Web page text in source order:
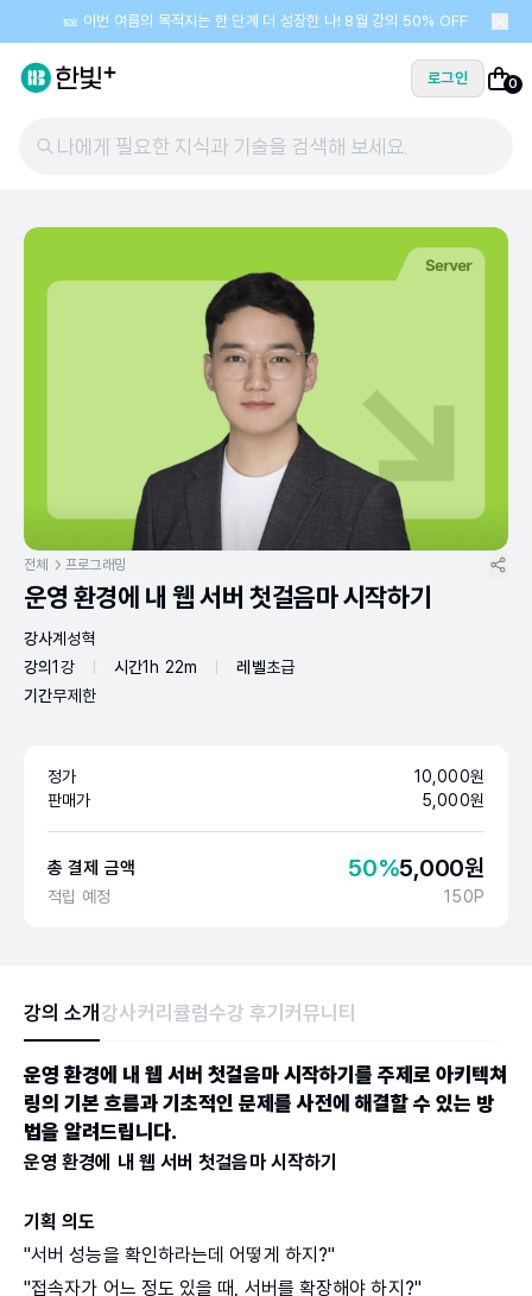
🎫 이번 여름의 목적지는 한 단계 더 성장한 나! 8월 강의 50% OFF
로그인 0
나에게 필요한 지식과 기술을 검색해 보세요.
전체 프로그래밍
운영 환경에 내 웹 서버 첫걸음마 시작하기
강사계성혁
강의1강 시간1h 22m 레벨초급
기간무제한
정가 10,000원
판매가
5,000원
총 결제 금액 50%5,000원
적립 예정 150P
강의 소개 강사커리큘럼수강 후기 커뮤니티
운영 환경에 내 웹 서버 첫걸음마 시작하기를 주제로 아키텍쳐
링의 기본 흐름과 기초적인 문제를 사전에 해결할 수 있는 방
법을 알려드립니다.
운영 환경에 내 웹 서버 첫걸음마 시작하기
기획 의도
"서버 성능을 확인하라는데 어떻게 하지?"
"접속자가 어느 정도 있을 때, 서버를 확장해야 하지?"